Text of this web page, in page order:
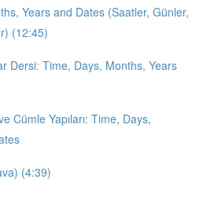
Years and Dates (Saatler, Günler,
(12:45)
Dersi: Time, Days, Months, Years
Cümle Yapıları: Time, Days,
(4:39)